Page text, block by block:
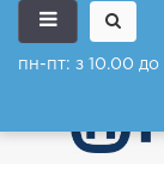
пн-пт: з 10.00 до